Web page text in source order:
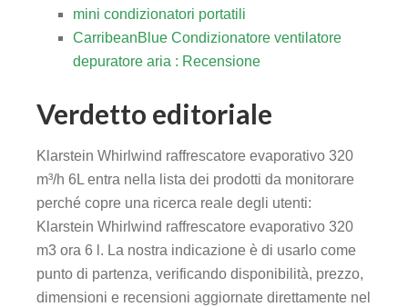
mini condizionatori portatili
CarribeanBlue Condizionatore ventilatore
depuratore aria : Recensione
Verdetto editoriale
Klarstein Whirlwind raffrescatore evaporativo 320
m³/h 6L entra nella lista dei prodotti da monitorare
perché copre una ricerca reale degli utenti:
Klarstein Whirlwind raffrescatore evaporativo 320
m3 ora 6 l. La nostra indicazione è di usarlo come
punto di partenza, verificando disponibilità, prezzo,
dimensioni e recensioni aggiornate direttamente nel